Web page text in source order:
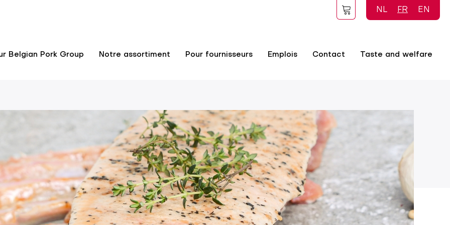
NL FR EN
Belgian Pork Group Notre assortiment Pour fournisseurs Emplois Contact Taste and welfare